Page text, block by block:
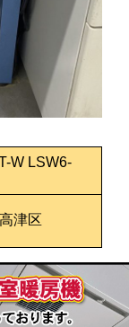
W LSW6-
津区